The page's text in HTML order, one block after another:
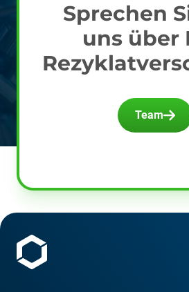
Sprechen
uns über
Team